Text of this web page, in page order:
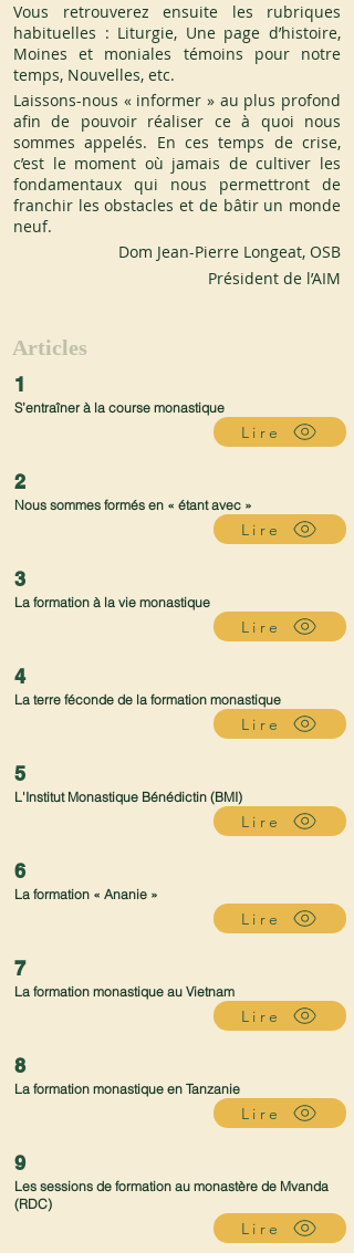
Vous retrouverez ensuite les rubriques
habituelles : Liturgie, Une page d’histoire,
Moines et moniales témoins pour notre
temps, Nouvelles, etc.
Laissons-nous « informer » au plus profond
afin de pouvoir réaliser ce à quoi nous
sommes appelés. En ces temps de crise,
c’est le moment où jamais de cultiver les
fondamentaux qui nous permettront de
franchir les obstacles et de bâtir un monde
neuf.
Dom Jean-Pierre Longeat, OSB
Président de l’AIM
Articles
1
S’entraîner à la course monastique
Lire
2
Nous sommes formés en « étant avec »
Lire
3
La formation à la vie monastique
Lire
4
La terre féconde de la formation monastique
Lire
5
L'Institut Monastique Bénédictin (BMI)
Lire
6
La formation « Ananie »
Lire
7
La formation monastique au Vietnam
Lire
8
La formation monastique en Tanzanie
Lire
9
Les sessions de formation au monastère de Mvanda
(RDC)
Lire